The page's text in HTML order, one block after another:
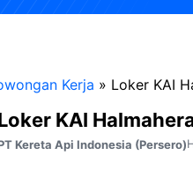
Kerja » Loker KAI
KAI
Kereta Api Indonesia (Persero)